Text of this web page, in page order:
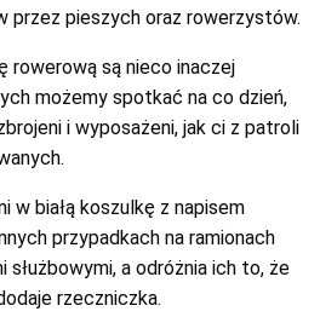
przez pieszych oraz rowerzystów.
rowerową są nieco inaczej
możemy spotkać na co dzień,
i wyposażeni, jak ci z patroli
w białą koszulkę z napisem
przypadkach na ramionach
służbowymi, a odróżnia ich to, że
rzeczniczka.